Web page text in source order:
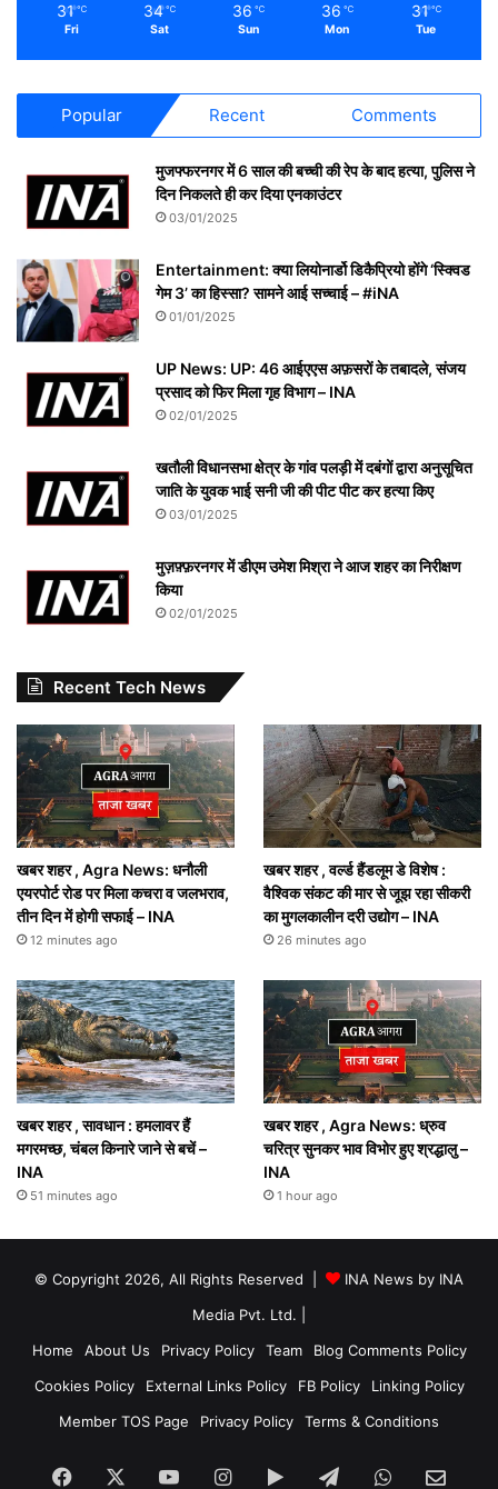
31 ℃
Fri
34 ℃
Sat
36 ℃
Sun
36 ℃
Mon
31 ℃
Tue
Popular Recent Comments
मुजफ्फरनगर में 6 साल की बच्ची की रेप के बाद हत्या, पुलिस ने
दिन निकलते ही कर दिया एनकाउंटर
03/01/2025
Entertainment: क्या लियोनार्डो डिकैप्रियो होंगे ‘स्क्विड
गेम 3’ का हिस्सा? सामने आई सच्चाई – #iNA
01/01/2025
UP News: UP: 46 आईएएस अफ़सरों के तबादले, संजय
प्रसाद को फिर मिला गृह विभाग – INA
02/01/2025
खतौली विधानसभा क्षेत्र के गांव पलड़ी में दबंगों द्वारा अनुसूचित
जाति के युवक भाई सनी जी की पीट पीट कर हत्या किए
03/01/2025
मुज़फ़्फ़रनगर में डीएम उमेश मिश्रा ने आज शहर का निरीक्षण
किया
02/01/2025
Recent Tech News
खबर शहर , Agra News: धनौली
एयरपोर्ट रोड पर मिला कचरा व जलभराव,
तीन दिन में होगी सफाई – INA
12 minutes ago
खबर शहर , वर्ल्ड हैंडलूम डे विशेष :
वैश्विक संकट की मार से जूझ रहा सीकरी
का मुगलकालीन दरी उद्योग – INA
26 minutes ago
खबर शहर , सावधान : हमलावर हैं
मगरमच्छ, चंबल किनारे जाने से बचें –
INA
51 minutes ago
खबर शहर , Agra News: ध्रुव
चरित्र सुनकर भाव विभोर हुए श्रद्धालु –
INA
1 hour ago
© Copyright 2026, All Rights Reserved |
INA News by INA
Media Pvt. Ltd.
Home
About Us Privacy Policy Team
Blog Comments Policy
Cookies Policy
External Links Policy FB Policy
Linking Policy
Member TOS Page
Privacy Policy Terms & Conditions
Facebook YouTubeInstagram
Google TelegramWhatsApp